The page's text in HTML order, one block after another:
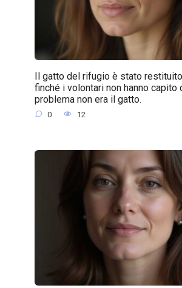
Il gatto del rifugio è stato
finché i volontari non hanno capito
problema non era il gatto.
0 12